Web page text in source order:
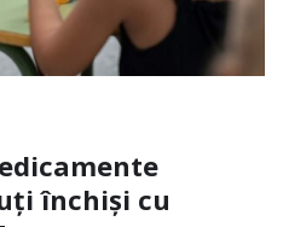
închiși cu